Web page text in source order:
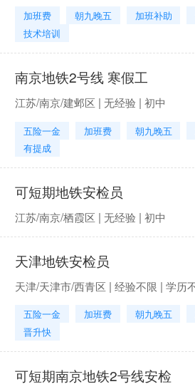
加班费 朝九晚五 加班补助
技术培训
南京地铁2号线 寒假工
江苏/南京/建邺区 | 无经验 | 初中
五险一金 加班费 朝九晚五
有提成
可短期地铁安检员
江苏/南京/栖霞区 | 无经验 | 初中
天津地铁安检员
天津/天津市/西青区 | 经验不限 | 学历
五险一金 加班费 朝九晚五
晋升快
可短期南京地铁2号线安检